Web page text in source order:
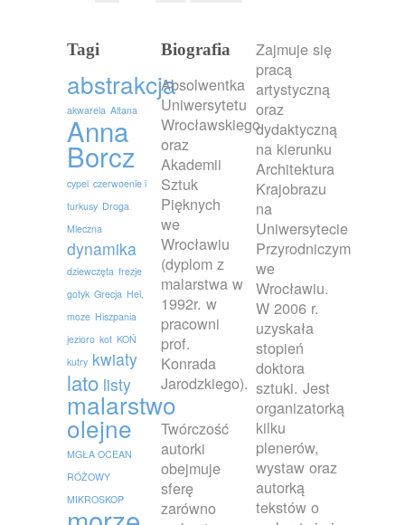
Tagi
abstrakcja
akwarela Altana
Anna
Borcz
cypel czerwoenie i
turkusy Droga
Mleczna
dynamika
dziewczęta frezje
gotyk Grecja Hel.
moze Hiszpania
jezioro kot KOŃ
kutry kwiaty
lato listy
malarstwo
olejne
MGŁA OCEAN
RÓŻOWY
MIKROSKOP
Biografia
Absolwentka
Uniwersytetu
Wrocławskiego
oraz
Akademii
Sztuk
Pięknych
we
Wrocławiu
(dyplom z
malarstwa w
1992r. w
pracowni
prof.
Konrada
Jarodzkiego).
Twórczość
autorki
obejmuje
sferę
zarówno
Zajmuje się
pracą
artystyczną
oraz
dydaktyczną
na kierunku
Architektura
Krajobrazu
na
Uniwersytecie
Przyrodniczym
we
Wrocławiu.
W 2006 r.
uzyskała
stopień
doktora
sztuki. Jest
organizatorką
kilku
plenerów,
wystaw oraz
autorką
tekstów o